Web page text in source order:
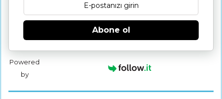
Abone ol
Powered
by